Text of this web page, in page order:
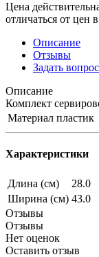
Цена
отличаться от цен
Описание
Отзывы
Задать вопрос
Описание
Комплект
Материал пластик
Характеристики
Длина (см)
28.0
Ширина (см) 43.0
Отзывы
Отзывы
Нет оценок
Оставить отзыв